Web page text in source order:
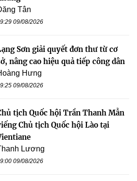
Tân
09/08/2026
Sơn giải quyết đơn thư từ cơ
nâng cao hiệu quả tiếp công dân
Hưng
09/08/2026
tịch Quốc hội Trần Thanh Mẫn
Chủ tịch Quốc hội Lào tại
Lương
09/08/2026